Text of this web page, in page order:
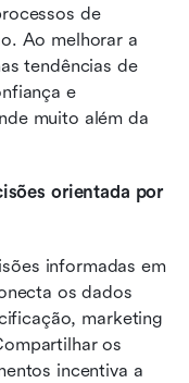
de
tendências de
e
muito além da
orientada por
informadas em
os dados
marketing
os
incentiva a